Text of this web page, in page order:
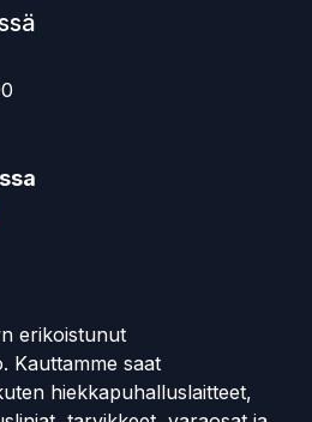
erikoistunut
Kauttamme saat
hiekkapuhalluslaitteet,